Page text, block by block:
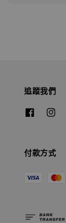
追蹤我們
付款方式